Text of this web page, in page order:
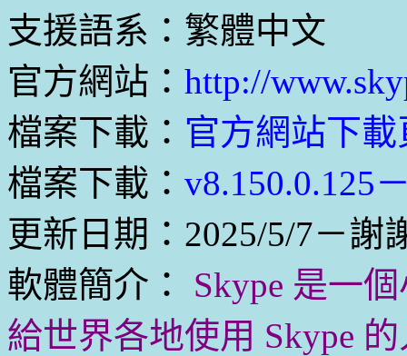
支援語系：繁體中文
官方網站： http://
檔案下載： 官方網站下載
檔案下載： v8.150.0.125
更新日期：2025/5/7－謝
軟體簡介：
Skype 是一
給世界各地使用 Skype